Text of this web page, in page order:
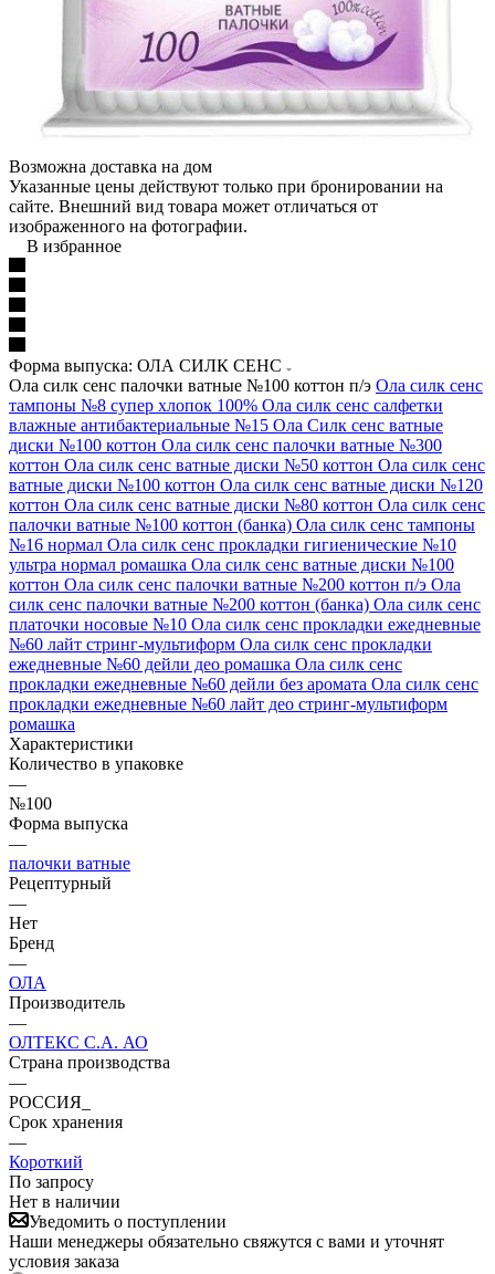
Возможна доставка на дом
Указанные цены действуют только при бронировании на
сайте. Внешний вид товара может отличаться от
изображенного на фотографии.
В избранное
Форма выпуска: ОЛА СИЛК СЕНС
Ола силк сенс палочки ватные №100 коттон п/э Ола силк сенс
тампоны №8 супер хлопок 100% Ола силк сенс салфетки
влажные антибактериальные №15 Ола Силк сенс ватные
диски №100 коттон Ола силк сенс палочки ватные №300
коттон Ола силк сенс ватные диски №50 коттон Ола силк сенс
ватные диски №100 коттон Ола силк сенс ватные диски №120
коттон Ола силк сенс ватные диски №80 коттон Ола силк сенс
палочки ватные №100 коттон (банка) Ола силк сенс тампоны
№16 нормал Ола силк сенс прокладки гигиенические №10
ультра нормал ромашка Ола силк сенс ватные диски №100
коттон Ола силк сенс палочки ватные №200 коттон п/э Ола
силк сенс палочки ватные №200 коттон (банка) Ола силк сенс
платочки носовые №10 Ола силк сенс прокладки ежедневные
№60 лайт стринг-мультиформ Ола силк сенс прокладки
ежедневные №60 дейли део ромашка Ола силк сенс
прокладки ежедневные №60 дейли без аромата Ола силк сенс
прокладки ежедневные №60 лайт део стринг-мультиформ
ромашка
Характеристики
Количество в упаковке
—
№100
Форма выпуска
—
палочки ватные
Рецептурный
—
Нет
Бренд
—
ОЛА
Производитель
—
ОЛТЕКС С.А. АО
Страна производства
—
РОССИЯ_
Срок хранения
—
Короткий
По запросу
Нет в наличии
Уведомить о поступлении
Наши менеджеры обязательно свяжутся с вами и уточнят
условия заказа